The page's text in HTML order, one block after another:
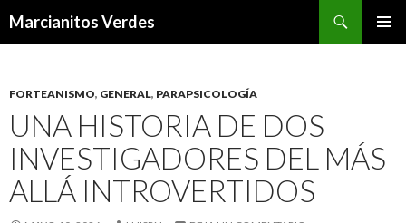
Marcianitos Verdes
FORTEANISMO, GENERAL, PARAPSICOLOGÍA
UNA HISTORIA DE DOS
INVESTIGADORES DEL MÁS
ALLÁ INTROVERTIDOS